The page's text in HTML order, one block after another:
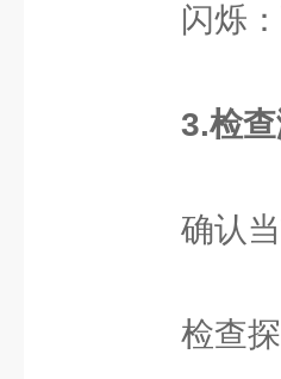
闪烁：
3.检
确认当
检查探